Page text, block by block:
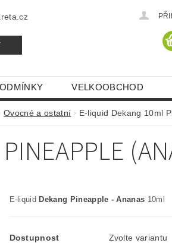
VELKOOBCHOD
Ovocné a ostatní E-liquid Dekang 10ml
E-liquid Dekang Pineapple - Ananas 10ml
Dostupnost
Zvolte variantu